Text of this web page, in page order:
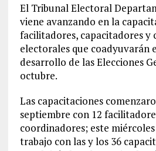
El Tribunal Electoral
viene avanzando en la
facilitadores, capacitadores y
electorales que coadyuvarán
desarrollo de las Elecciones
octubre.
Las capacitaciones
septiembre con 12
coordinadores; este
trabajo con las y los 36